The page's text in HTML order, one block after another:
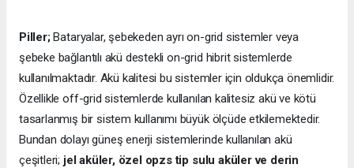
Piller;Bataryalar, şebekeden ayrı on-grid sistemler veya
şebeke bağlantılı akü destekli on-grid hibrit sistemlerde
kullanılmaktadır. Akü kalitesi bu sistemler için oldukça önemlidir.
Özellikle off-grid sistemlerde kullanılan kalitesiz akü ve kötü
tasarlanmış bir sistem kullanımı büyük ölçüde etkilemektedir.
Bundan dolayı güneş enerji sistemlerinde kullanılan akü
çeşitleri; jel aküler, özel opzs tip sulu aküler ve derin